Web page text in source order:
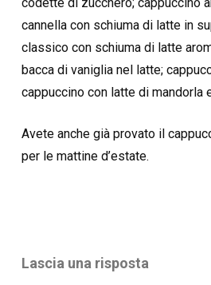
cannella con schiuma di latte in
classico con schiuma di latte
bacca di vaniglia nel latte;
cappuccino con latte di mandorla
Avete anche già provato il
per le mattine d’estate.
Lascia una risposta